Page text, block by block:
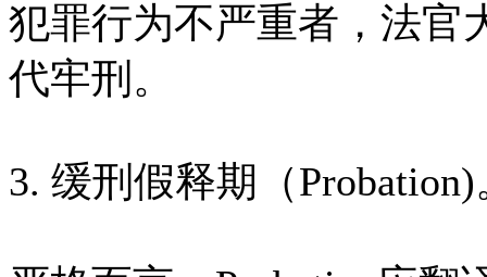
犯罪行为不严重者，法官
代牢刑。
3. 缓刑假释期（Probation)